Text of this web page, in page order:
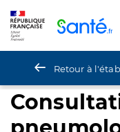
Retour à